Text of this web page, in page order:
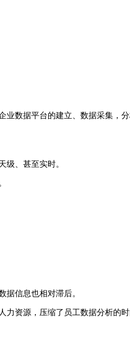
数据平台的建立、数据采集，
级、甚至实时。
据信息也相对滞后。
力资源，压缩了员工数据分析的